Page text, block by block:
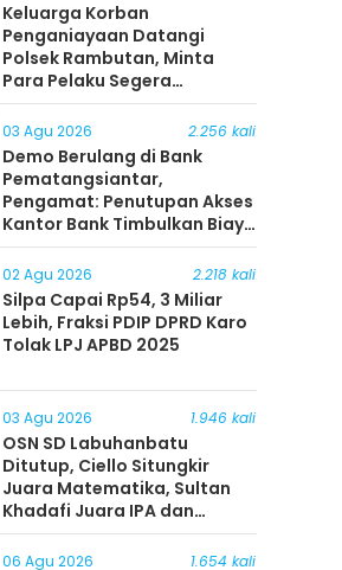
Keluarga Korban
Penganiayaan Datangi
Polsek Rambutan, Minta
Para Pelaku Segera
Ditangkap
03 Agu 2026 2.256 kali
Demo Berulang di Bank
Pematangsiantar,
Pengamat: Penutupan Akses
Kantor Bank Timbulkan Biaya
Ekonomi bagi Masyarakat
02 Agu 2026 2.218 kali
Silpa Capai Rp54, 3 Miliar
Lebih, Fraksi PDIP DPRD Karo
Tolak LPJ APBD 2025
03 Agu 2026 1.946 kali
OSN SD Labuhanbatu
Ditutup, Ciello Situngkir
Juara Matematika, Sultan
Khadafi Juara IPA dan
Timothy Rangkuti Juara IPS
06 Agu 2026 1.654 kali